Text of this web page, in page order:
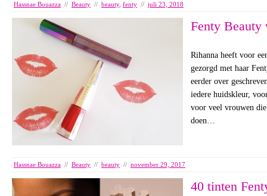
Hassnae Bouazza // Beauty // beauty, fenty // juli 23, 2018
Fenty Beauty
Rihanna heeft voor
gezorgd met haar
eerder over
iedere huidskleur,
voor veel vrouwen
doen…
Hassnae Bouazza // Beauty // beauty // november 29, 2017
40 tinten